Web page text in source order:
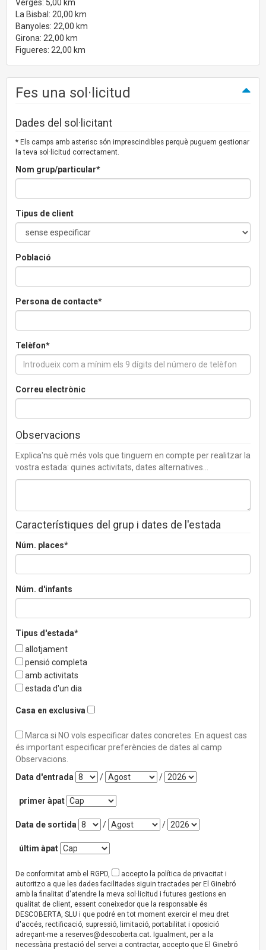
Verges: 5,00 km
La Bisbal: 20,00 km
Banyoles: 22,00 km
Girona: 22,00 km
Figueres: 22,00 km
Fes una sol·licitud
Dades del sol·licitant
* Els camps amb asterisc són imprescindibles perquè puguem gestionar
la teva sol·licitud correctament.
Nom grup/particular*
Tipus de client
Població
Persona de contacte*
Telèfon*
Correu electrònic
Observacions
Explica'ns què més vols que tinguem en compte per realitzar la
vostra estada: quines activitats, dates alternatives...
Característiques del grup i dates de l'estada
Núm. places*
Núm. d'infants
Tipus d'estada*
allotjament
pensió completa
amb activitats
estada d'un dia
Casa en exclusiva
Marca si NO vols especificar dates concretes. En aquest cas
és important especificar preferències de dates al camp
Observacions.
Data d'entrada
/ /
primer àpat
Data de sortida / /
últim àpat
De conformitat amb el RGPD,
accepto la política de privacitat i
autoritzo a que les dades facilitades siguin tractades per El Ginebró
amb la finalitat d'atendre la meva sol·licitud i futures gestions en
qualitat de client, essent coneixedor que la responsable és
DESCOBERTA, SLU i que podré en tot moment exercir el meu dret
d'accés, rectificació, supressió, limitació, portabilitat i oposició
adreçant-me a reserves@descoberta.cat. Igualment, per a la
necessària prestació del servei a contractar, accepto que El Ginebró